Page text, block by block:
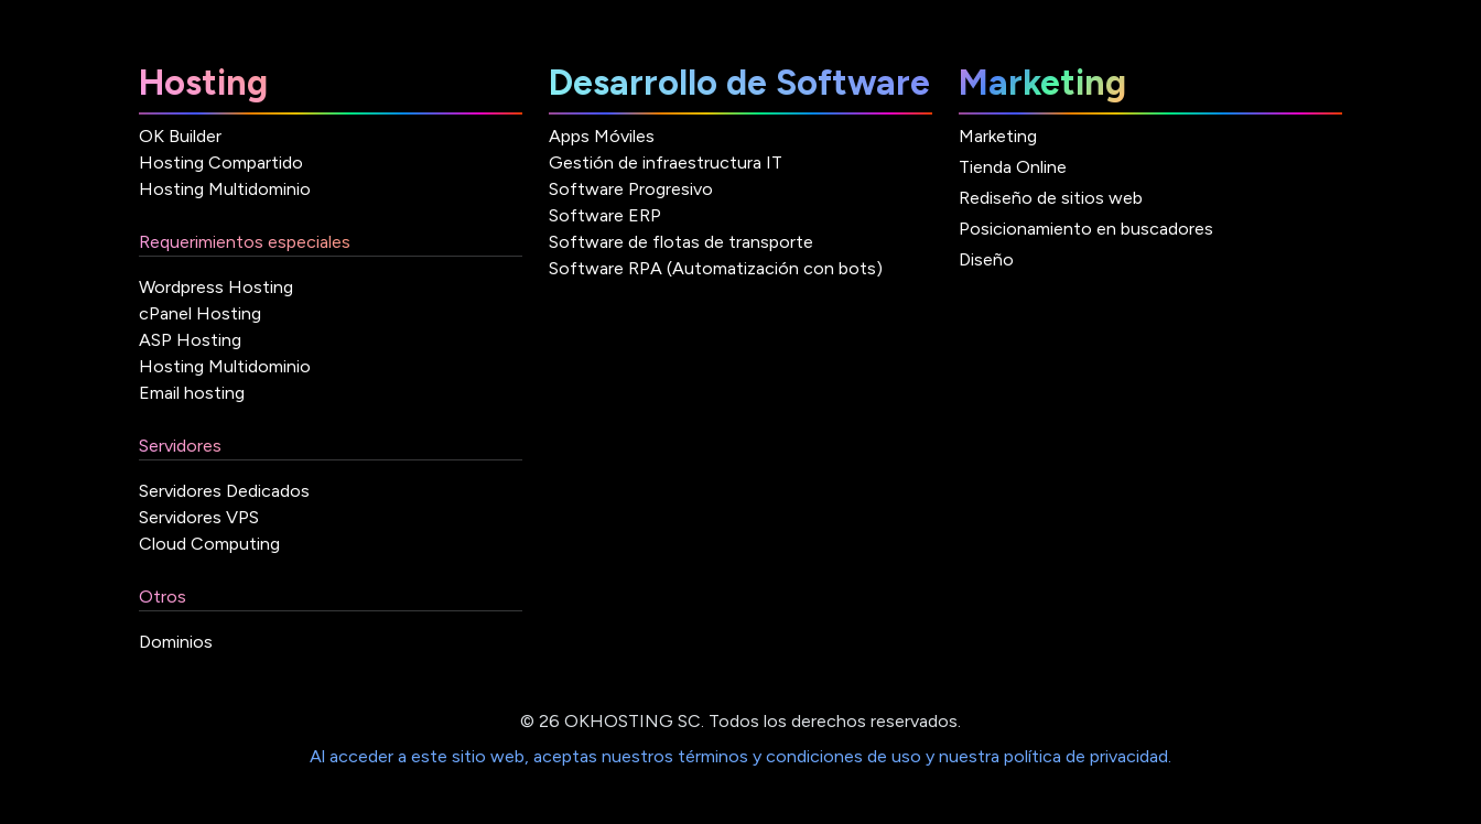
Hosting
OK Builder
Hosting Compartido
Hosting Multidominio
Requerimientos especiales
Wordpress Hosting
cPanel Hosting
ASP Hosting
Hosting Multidominio
Email hosting
Servidores
Servidores Dedicados
Servidores VPS
Cloud Computing
Otros
Dominios
Desarrollo de Software
Apps Móviles
Gestión de infraestructura IT
Software Progresivo
Software ERP
Software de flotas de transporte
Software RPA (Automatización con bots)
Marketing
Marketing
Tienda Online
Rediseño de sitios web
Posicionamiento en buscadores
Diseño
© 26 OKHOSTING SC. Todos los derechos reservados.
Al acceder a este sitio web, aceptas nuestros términos y condiciones de uso y nuestra política de privacidad.